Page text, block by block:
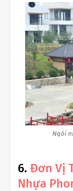
Ngói
6. Đơn Vị
Nhựa